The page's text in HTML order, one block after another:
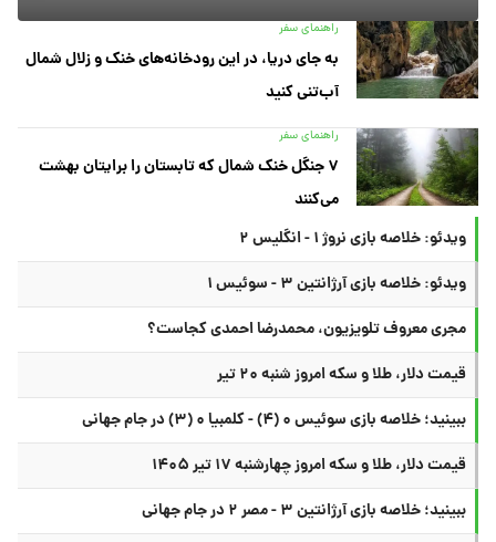
راهنمای سفر
به جای دریا، در این رودخانه‌های خنک و زلال شمال
آب‌تنی کنید
راهنمای سفر
۷ جنگل خنک شمال که تابستان را برایتان بهشت
می‌کنند
ویدئو: خلاصه بازی نروژ ۱ - انگلیس ۲
ویدئو: خلاصه بازی آرژانتین ۳ - سوئیس ۱
مجری معروف تلویزیون، محمدرضا احمدی کجاست؟
قیمت دلار، طلا و سکه امروز شنبه ۲۰ تیر
ببینید؛ خلاصه بازی سوئیس ۰ (۴) - کلمبیا ۰ (۳) در جام جهانی
قیمت دلار، طلا و سکه امروز چهارشنبه ۱۷ تیر ۱۴۰۵
ببینید؛ خلاصه بازی آرژانتین ۳ - مصر ۲ در جام جهانی